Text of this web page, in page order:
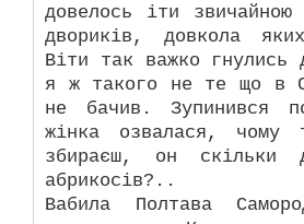
довелось іти
двориків, довкола
Віти так важко гнулись
я ж такого не те що в
не бачив. Зупинився
жінка озвалася,
збираєш, он
абрикосів?..
Вабила Полтава